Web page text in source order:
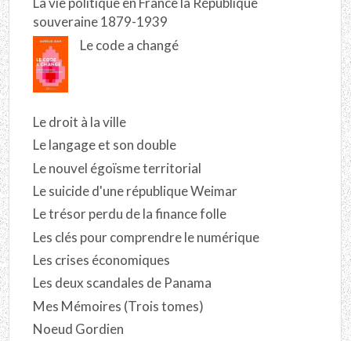
souveraine 1879-1939
Le code a changé
Le droit à la ville
Le langage et son double
Le nouvel égoïsme territorial
Le suicide d'une république Weimar
Le trésor perdu de la finance folle
Les clés pour comprendre le numérique
Les crises économiques
Les deux scandales de Panama
Mes Mémoires (Trois tomes)
Noeud Gordien